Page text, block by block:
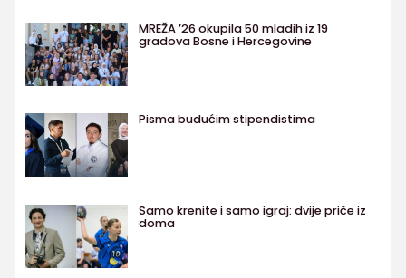
MREŽA ’26 okupila 50 mladih iz 19
gradova Bosne i Hercegovine
Pisma budućim stipendistima
Samo krenite i samo igraj: dvije priče iz
doma